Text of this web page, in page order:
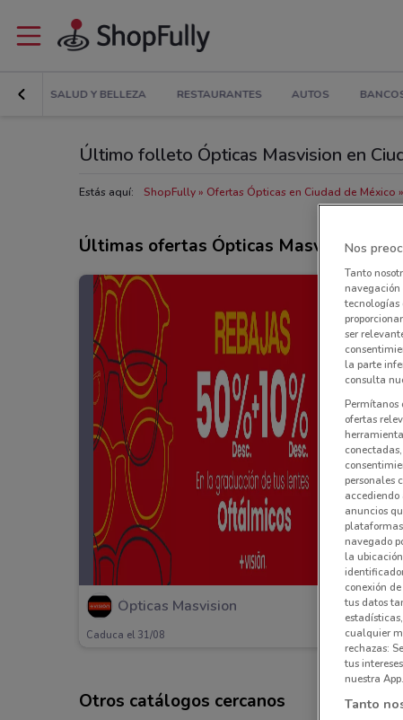
SALUD Y BELLEZA RESTAURANTES AUTOS
Último folleto Ópticas Masvision en
Estás aquí: ShopFully Ofertas Ópticas en Ciudad de México
Últimas ofertas Ópticas Masvision
Ópticas Masvision
Caduca el 31/08
Otros catálogos cercanos
Nos
Tanto
navegación
tecnologías
ser
la parte
consulta
Permítanos
ofertas
personales
accediendo
anuncios
navegado
la
conexión
tus datos
cualquier
rechazas:
tus
nuestra App.
Tanto